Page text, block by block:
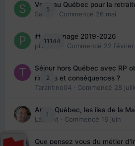
5
Venir au Québec pour la
Sab74
· Commencé 26 mai
11144
👬 Parrainage 2019-2026
piinoush · Commencé 22 février
2
Séjour hors Québec avec RP
risques et conséquences ?
Tarantino04 · Commencé 28
1
Arte : Québec, les îles de la
Laurent · Commencé 16 juin
Que pensez vous du métier